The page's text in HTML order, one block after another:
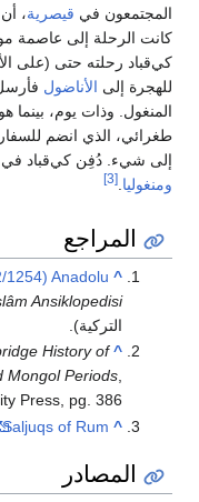
المجتمعون في قيصرية،
كانت الرحلة إلى عاصمة
كي‌قباد رحلته حتى (على الأقل)
للهجرة إلى الأناضول
المنغول. وذات يوم، بينما
طغرائي، الذي انضم
إلى شيء. دُفِن كي‌قباد في
ومنغوليا.
[3]
المراجع
^
1254) Anadolu
Ansiklopedisi
التركية).
^
History of
Mongol Periods,
Press, pg. 386
^
of Rum"
المصادر